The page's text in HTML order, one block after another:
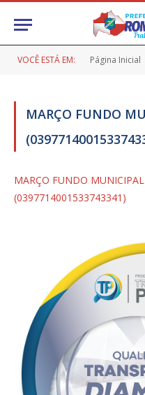
VOCÊ ESTÁ EM: Página Inicial
MARÇO FUNDO
MARÇO FUNDO
(0397714001533743341)